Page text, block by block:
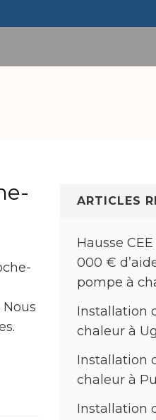
ARTICLES
Hausse CEE
000 €
pompe à
Installation
chaleur à
Installation
chaleur à
Installation